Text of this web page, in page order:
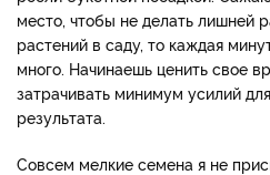
место, чтобы не делать лишней
растений в саду, то каждая
много. Начинаешь ценить свое
затрачивать минимум усилий
результата.
Совсем мелкие семена я не